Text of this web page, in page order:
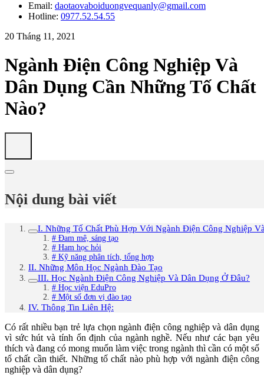
Email: daotaovaboiduongvequanly@gmail.com
Hotline: 0977.52.54.55
20 Tháng 11, 2021
Ngành Điện Công Nghiệp Và
Dân Dụng Cần Những Tố Chất
Nào?
Nội dung bài viết
I. Những Tố Chất Phù Hợp Với Ngành Điện Công Nghiệp
# Đam mê, sáng tạo
# Ham học hỏi
# Kỹ năng phân tích, tổng hợp
II. Những Môn Học Ngành Đào Tạo
III. Học Ngành Điện Công Nghiệp Và Dân Dụng Ở Đâu?
# Học viện EduPro
# Một số đơn vị đào tạo
IV. Thông Tin Liên Hệ:
Có rất nhiều bạn trẻ lựa chọn ngành điện công nghiệp và dân dụng
vì sức hút và tính ổn định của ngành nghề. Nếu như các bạn yêu
thích và đang có mong muốn làm việc trong ngành thì cần có một số
tố chất cần thiết. Những tố chất nào phù hợp với ngành điện công
nghiệp và dân dụng?